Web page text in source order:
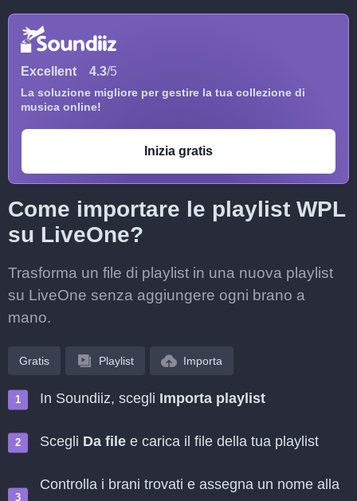
Excellent 4.3/5
La soluzione migliore per gestire la tua collezione di
musica online!
Inizia gratis
Come importare le playlist WPL
su LiveOne?
Trasforma un file di playlist in una nuova playlist
su LiveOne senza aggiungere ogni brano a
mano.
Gratis Playlist Importa
In Soundiiz, scegli Importa playlist
Scegli Da file e carica il file della tua playlist
Controlla i brani trovati e assegna un nome alla